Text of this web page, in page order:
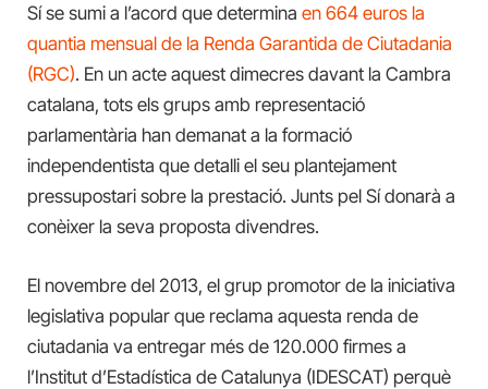
Sí se sumi a l’acord que determina en 664 euros la
quantia mensual de la Renda Garantida de Ciutadania
(RGC). En un acte aquest dimecres davant la Cambra
catalana, tots els grups amb representació
parlamentària han demanat a la formació
independentista que detalli el seu plantejament
pressupostari sobre la prestació. Junts pel Sí donarà a
conèixer la seva proposta divendres.
El novembre del 2013, el grup promotor de la iniciativa
legislativa popular que reclama aquesta renda de
ciutadania va entregar més de 120.000 firmes a
l’Institut d’Estadística de Catalunya (IDESCAT) perquè